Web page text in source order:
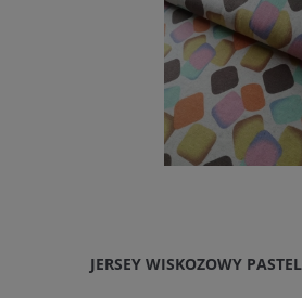
JERSEY WISKOZOWY